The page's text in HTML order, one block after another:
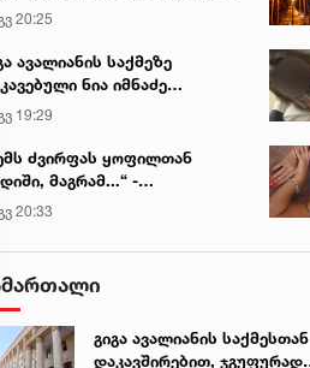
სურვილი სრულდება...“ -
ტაძარი შიდა
20:25
ავალიანის საქმეზე
ნია იმნაძე
გადაჰყავთ
19:29
ძვირფას ყოფილთან
მაგრამ...“ -
პაიჭაძის
აღიარება
20:33
გიგა ავალიანის საქმესთან
დაკავშირებით, ჯგუფურად